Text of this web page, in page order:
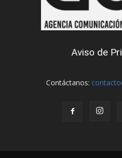
Aviso de
Contáctanos: